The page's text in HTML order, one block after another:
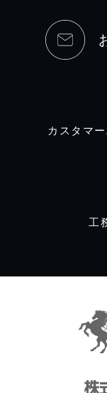
カスタマ
工